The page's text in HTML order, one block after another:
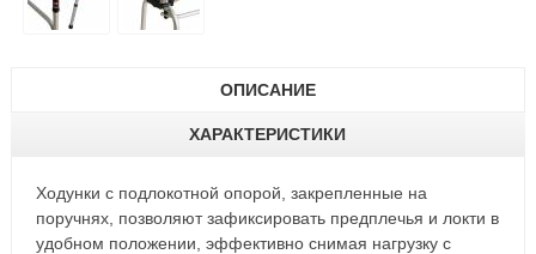
ОПИСАНИЕ
ХАРАКТЕРИСТИКИ
Ходунки с подлокотной опорой, закрепленные на
поручнях, позволяют зафиксировать предплечья и локти в
удобном положении, эффективно снимая нагрузку с